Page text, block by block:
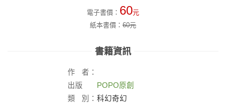
電子書價： 60元
紙本書價： 60元
書籍資訊
作
者：
出版
社：
POPO原創
類
別： 科幻奇幻